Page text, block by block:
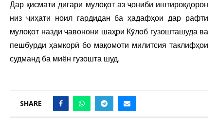
Дар қисмати дигари мулоқот аз ҷониби иштирокдорон
низ ҷиҳати ноил гардидан ба ҳадафҳои дар рафти
мулоқот назди ҷавонони шаҳри Кӯлоб гузошташуда ва
пешбурди ҳамкорӣ бо мақомоти милитсия таклифҳои
судманд ба миён гузошта шуд.
SHARE